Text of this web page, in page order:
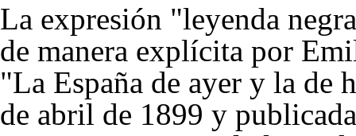
La expresión "leyenda
de manera explícita por
"La España de ayer y la de
de abril de 1899 y